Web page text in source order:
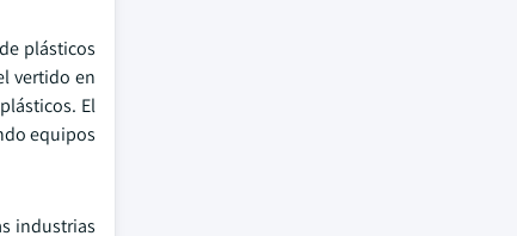
plásticos
vertido en
El
equipos
industrias